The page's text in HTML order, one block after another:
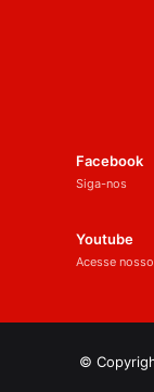
Facebook
Siga-nos
Youtube
Acesse
©